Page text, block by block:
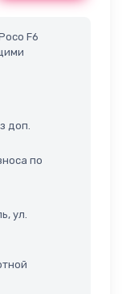
F6
доп.
по
ул.